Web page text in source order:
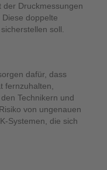
der Druckmessungen
doppelte
soll.
dafür, dass
fernzuhalten,
Technikern und
von ungenauen
Systemen, die sich